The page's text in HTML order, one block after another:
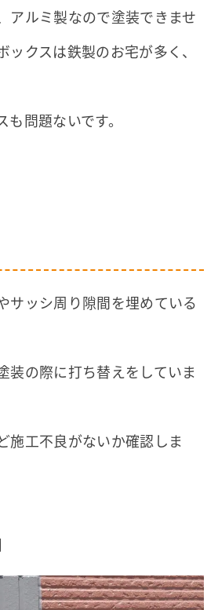
アルミ製なので塗装できませ
ックスは鉄製のお宅が多く、
問題ないです。
サッシ周り隙間を埋めている
装の際に打ち替えをしていま
施工不良がないか確認しま